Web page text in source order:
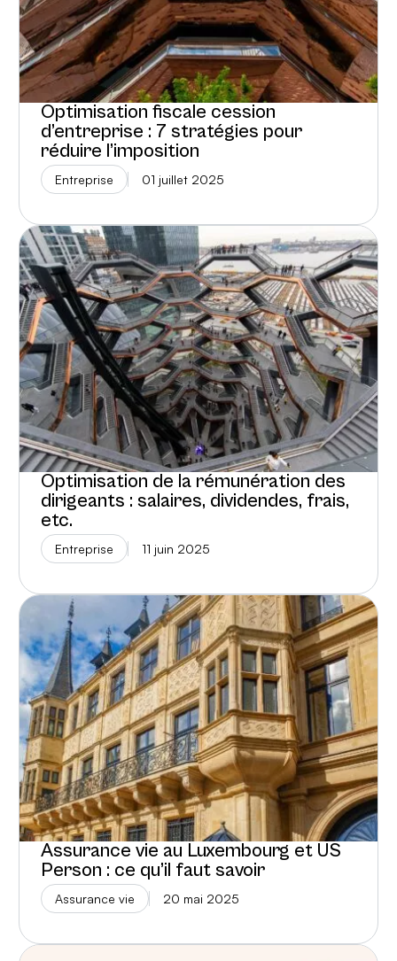
Optimisation fiscale cession
d’entreprise : 7 stratégies pour
réduire l’imposition
Entreprise 01 juillet 2025
Optimisation de la rémunération des
dirigeants : salaires, dividendes, frais,
etc.
Entreprise 11 juin 2025
Assurance vie au Luxembourg et US
Person : ce qu’il faut savoir
Assurance vie 20 mai 2025